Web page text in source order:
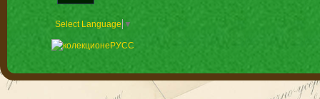
Select Language ▼